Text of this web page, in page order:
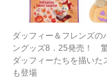
ダッフィー＆フレンズの
ングッズ8．25発売！
ダッフィーたちを描いた
も登場